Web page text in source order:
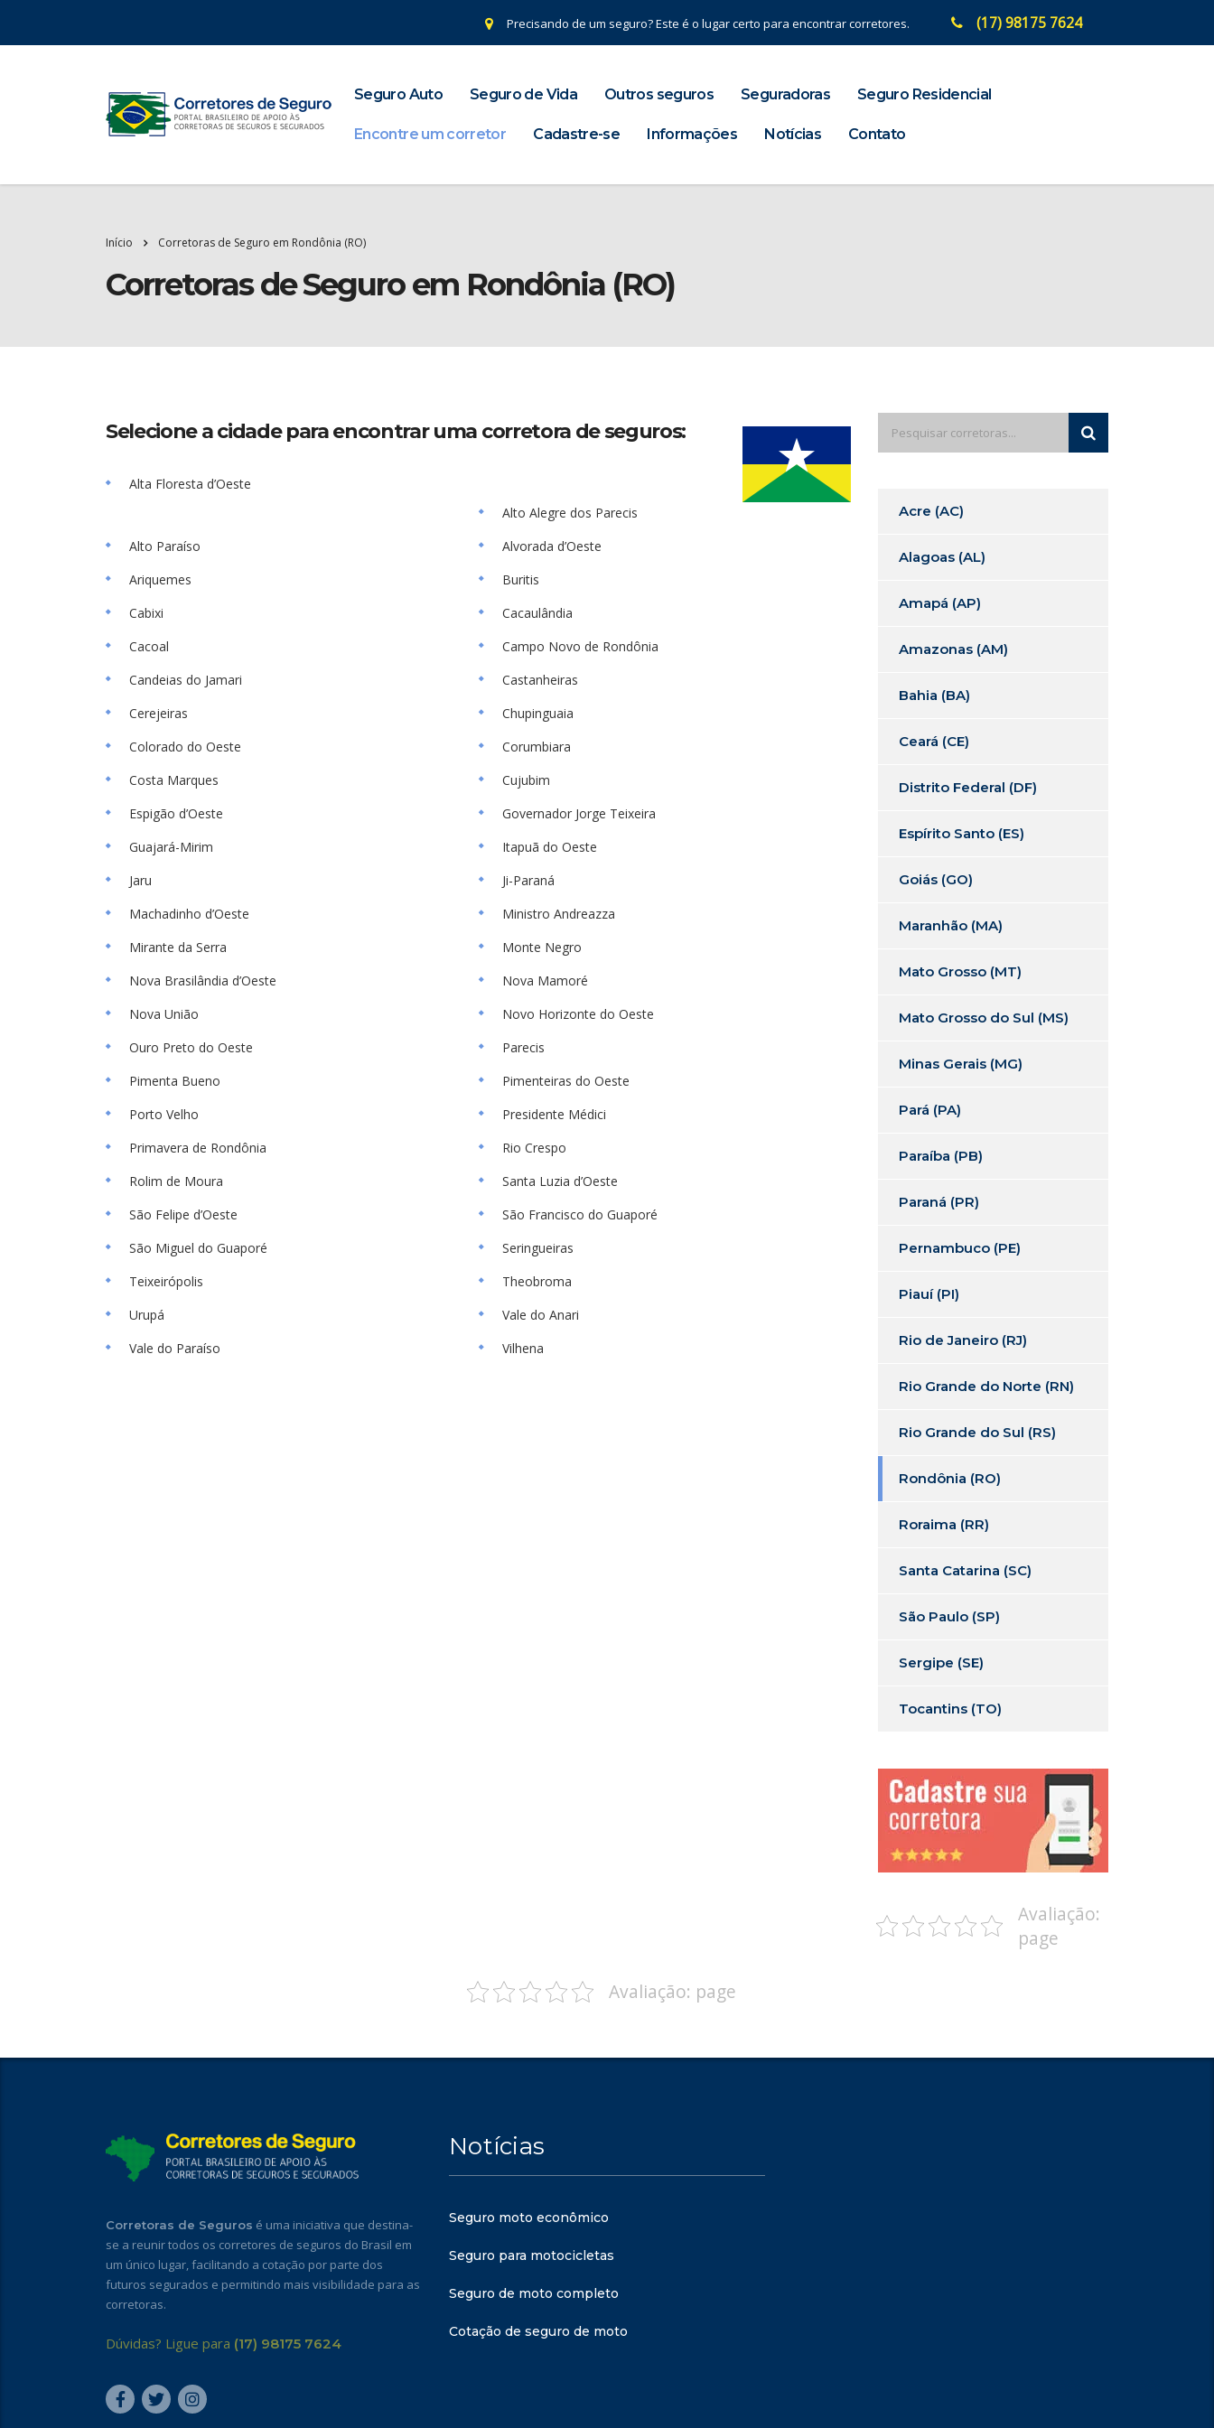
Precisando de um seguro? Este é o lugar certo para encontrar corretores. (17) 98175 7624
Seguro Auto Seguro de Vida Outros seguros Seguradoras Seguro Residencial
Encontre um corretor Cadastre-se Informações Notícias Contato
Início Corretoras de Seguro em Rondônia (RO)
Corretoras de Seguro em Rondônia (RO)
Selecione a cidade para encontrar uma corretora de seguros:
Alta Floresta d’Oeste
Alto Alegre dos Parecis
Alto Paraíso
Alvorada d’Oeste
Ariquemes
Buritis
Cabixi
Cacaulândia
Cacoal
Campo Novo de Rondônia
Candeias do Jamari
Castanheiras
Cerejeiras
Chupinguaia
Colorado do Oeste
Corumbiara
Costa Marques
Cujubim
Espigão d’Oeste
Governador Jorge Teixeira
Guajará-Mirim
Itapuã do Oeste
Jaru
Ji-Paraná
Machadinho d’Oeste
Ministro Andreazza
Mirante da Serra
Monte Negro
Nova Brasilândia d’Oeste
Nova Mamoré
Nova União
Novo Horizonte do Oeste
Ouro Preto do Oeste
Parecis
Pimenta Bueno
Pimenteiras do Oeste
Porto Velho
Presidente Médici
Primavera de Rondônia
Rio Crespo
Rolim de Moura
Santa Luzia d’Oeste
São Felipe d’Oeste
São Francisco do Guaporé
São Miguel do Guaporé
Seringueiras
Teixeirópolis
Theobroma
Urupá
Vale do Anari
Vale do Paraíso
Vilhena
Acre (AC)
Alagoas (AL)
Amapá (AP)
Amazonas (AM)
Bahia (BA)
Ceará (CE)
Distrito Federal (DF)
Espírito Santo (ES)
Goiás (GO)
Maranhão (MA)
Mato Grosso (MT)
Mato Grosso do Sul (MS)
Minas Gerais (MG)
Pará (PA)
Paraíba (PB)
Paraná (PR)
Pernambuco (PE)
Piauí (PI)
Rio de Janeiro (RJ)
Rio Grande do Norte (RN)
Rio Grande do Sul (RS)
Rondônia (RO)
Roraima (RR)
Santa Catarina (SC)
São Paulo (SP)
Sergipe (SE)
Tocantins (TO)
Avaliação:
page
Avaliação: page
Corretoras de Seguros é uma iniciativa que destina-
se a reunir todos os corretores de seguros do Brasil em
um único lugar, facilitando a cotação por parte dos
futuros segurados e permitindo mais visibilidade para as
corretoras.
Dúvidas? Ligue para (17) 98175 7624
Notícias
Seguro moto econômico
Seguro para motocicletas
Seguro de moto completo
Cotação de seguro de moto